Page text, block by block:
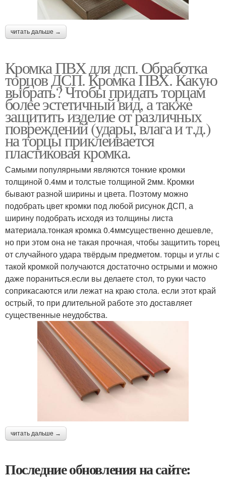
читать дальше →
Кромка ПВХ для дсп. Обработка
торцов ДСП. Кромка ПВХ. Какую
выбрать? Чтобы придать торцам
более эстетичный вид, а также
защитить изделие от различных
повреждений (удары, влага и т.д.)
на торцы приклеивается
пластиковая кромка.
Самыми популярными являются тонкие кромки
толщиной 0.4мм и толстые толщиной 2мм. Кромки
бывают разной ширины и цвета. Поэтому можно
подобрать цвет кромки под любой рисунок ДСП, а
ширину подобрать исходя из толщины листа
материала.тонкая кромка 0.4ммсущественно дешевле,
но при этом она не такая прочная, чтобы защитить торец
от случайного удара твёрдым предметом. торцы и углы с
такой кромкой получаются достаточно острыми и можно
даже пораниться.если вы делаете стол, то руки часто
соприкасаются или лежат на краю стола. если этот край
острый, то при длительной работе это доставляет
существенные неудобства.
читать дальше →
Последние обновления на сайте: